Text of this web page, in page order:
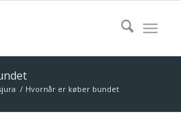
/ Hvornår er køber bundet